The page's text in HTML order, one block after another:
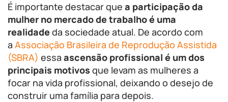
É importante destacar que a participação da
mulher no mercado de trabalho é uma
realidadeda sociedade atual. De acordo com
a Associação Brasileira de Reprodução Assistida
(SBRA) essa ascensão profissional é um dos
principais motivos que levam as mulheres a
focar na vida profissional, deixando o desejo de
construir uma família para depois.